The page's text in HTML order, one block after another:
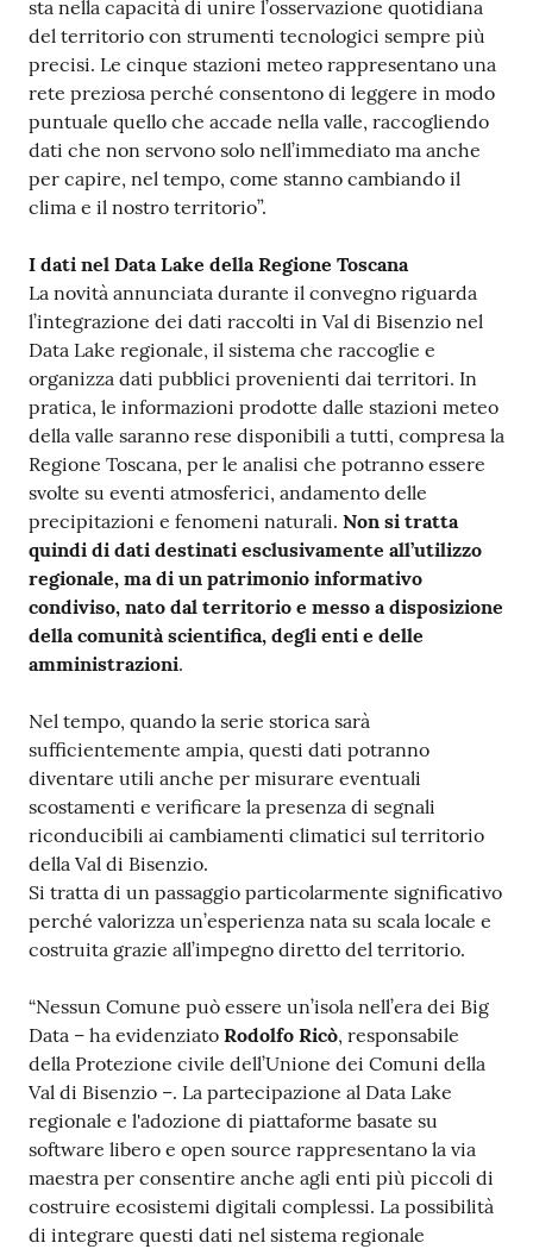
sta nella capacità di unire l’osservazione quotidiana
del territorio con strumenti tecnologici sempre più
precisi. Le cinque stazioni meteo rappresentano una
rete preziosa perché consentono di leggere in modo
puntuale quello che accade nella valle, raccogliendo
dati che non servono solo nell’immediato ma anche
per capire, nel tempo, come stanno cambiando il
clima e il nostro territorio”.
I dati nel Data Lake della Regione Toscana
La novità annunciata durante il convegno riguarda
l’integrazione dei dati raccolti in Val di Bisenzio nel
Data Lake regionale, il sistema che raccoglie e
organizza dati pubblici provenienti dai territori. In
pratica, le informazioni prodotte dalle stazioni meteo
della valle saranno rese disponibili a tutti, compresa la
Regione Toscana, per le analisi che potranno essere
svolte su eventi atmosferici, andamento delle
precipitazioni e fenomeni naturali. Non si tratta
quindi di dati destinati esclusivamente all’utilizzo
regionale, ma di un patrimonio informativo
condiviso, nato dal territorio e messo a disposizione
della comunità scientifica, degli enti e delle
amministrazioni.
Nel tempo, quando la serie storica sarà
sufficientemente ampia, questi dati potranno
diventare utili anche per misurare eventuali
scostamenti e verificare la presenza di segnali
riconducibili ai cambiamenti climatici sul territorio
della Val di Bisenzio.
Si tratta di un passaggio particolarmente significativo
perché valorizza un’esperienza nata su scala locale e
costruita grazie all’impegno diretto del territorio.
“Nessun Comune può essere un’isola nell’era dei Big
Data – ha evidenziato Rodolfo Ricò, responsabile
della Protezione civile dell’Unione dei Comuni della
Val di Bisenzio –. La partecipazione al Data Lake
regionale e l'adozione di piattaforme basate su
software libero e open source rappresentano la via
maestra per consentire anche agli enti più piccoli di
costruire ecosistemi digitali complessi. La possibilità
di integrare questi dati nel sistema regionale